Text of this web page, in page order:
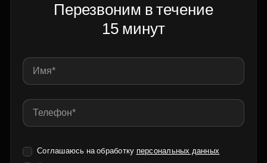
Перезвоним в течение
15 минут
Соглашаюсь на обработку персональных данных